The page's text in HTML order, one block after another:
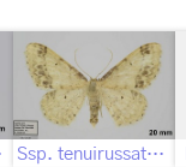
♂ Ssp. tenuirussata ♀